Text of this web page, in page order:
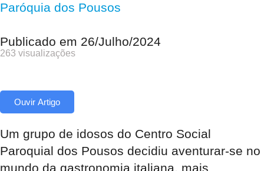
Paróquia dos Pousos
Publicado em 26/Julho/2024
263 visualizações
Ouvir Artigo
Um grupo de idosos do Centro Social
Paroquial dos Pousos decidiu aventurar-se no
mundo da gastronomia italiana, mais